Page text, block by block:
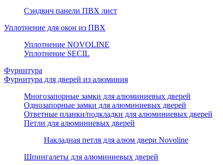
Сэндвич панели ПВХ лист
Уплотнение для окон из ПВХ
Уплотнение NOVOLINE
Уплотнение SECIL
Фурнитура
Фурнитура для дверей из алюминия
Многозапорные замки для алюминиевых дверей
Однозапорные замки для алюминиевых дверей
Ответные планки/подкладки для алюминиевых дверей
Петли для алюминиевых дверей
Накладная петля для алюм двери Novoline
Шпингалеты для алюминиевых дверей